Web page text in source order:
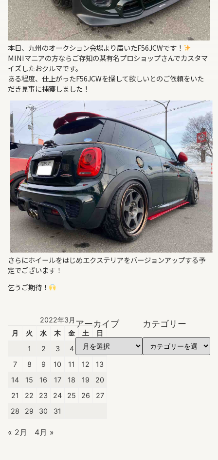
本日、九州のオークション会場より届いたF56JCWです！
MINIマニアの方ならご存知の某有名プロショップさんでカスタマ
イズしたおクルマです。
ある程度、仕上がったF56JCWを探して欲しいとのご依頼をいた
だき見事に捕獲しました！
さらにホイールをはじめエクステリアをバージョンアップする予
定でございます！
乞うご期待！
2022年3月
月
火 水 木 金 土
日
1
2 3 4 5
6
7
8 9 10 11 12
13
14
15 16 17 18 19
20
21
22 23 24 25 26
27
28
29 30 31
« 2月 4月 »
アーカイブ カテゴリー